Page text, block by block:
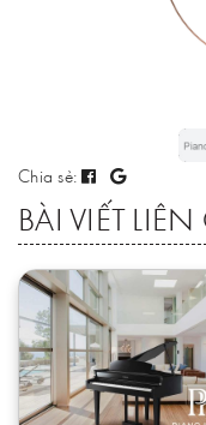
Chia sẻ:
BÀI VIẾT